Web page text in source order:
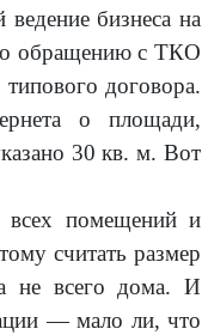
бизнеса на
по обращению с ТКО
договора.
о площади,
30 кв. м. Вот
всех помещений и
считать размер
не всего дома. И
— мало ли, что